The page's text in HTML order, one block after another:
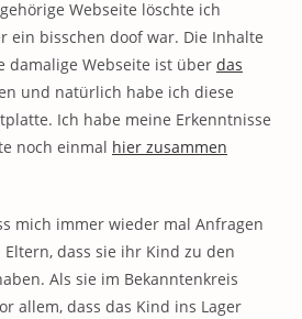
Webseite löschte ich
ein bisschen doof war. Die Inhalte
damalige Webseite ist über das
und natürlich habe ich diese
Ich habe meine Erkenntnisse
noch einmal hier zusammen
mich immer wieder mal Anfragen
dass sie ihr Kind zu den
Als sie im Bekanntenkreis
allem, dass das Kind ins Lager